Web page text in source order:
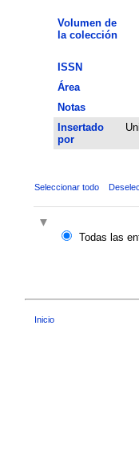
Volumen de
la colección
ISSN
Área
Notas
Insertado
por
Seleccionar todo
Todas las
Inicio